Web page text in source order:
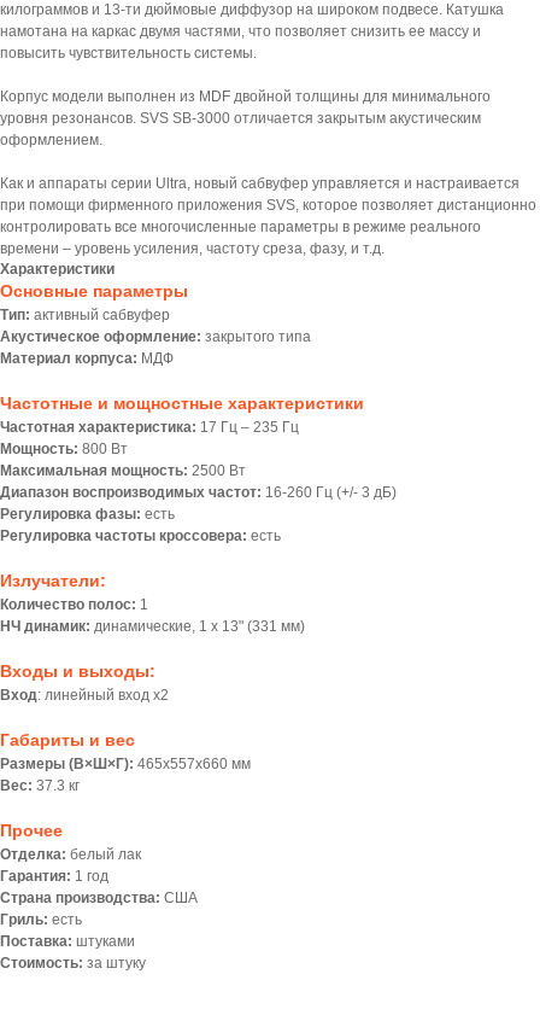
килограммов и 13-ти дюймовые диффузор на широком подвесе. Катушка
намотана на каркас двумя частями, что позволяет снизить ее массу и
повысить чувствительность системы.
Корпус модели выполнен из MDF двойной толщины для минимального
уровня резонансов. SVS SB-3000 отличается закрытым акустическим
оформлением.
Как и аппараты серии Ultra, новый сабвуфер управляется и настраивается
при помощи фирменного приложения SVS, которое позволяет дистанционно
контролировать все многочисленные параметры в режиме реального
времени – уровень усиления, частоту среза, фазу, и т.д.
Характеристики
Основные параметры
Тип: активный сабвуфер
Акустическое оформление: закрытого типа
Материал корпуса: МДФ
Частотные и мощностные характеристики
Частотная характеристика: 17 Гц – 235 Гц
Мощность: 800 Вт
Максимальная мощность: 2500 Вт
Диапазон воспроизводимых частот: 16-260 Гц (+/- 3 дБ)
Регулировка фазы: есть
Регулировка частоты кроссовера: есть
Излучатели:
Количество полос: 1
НЧ динамик: динамические, 1 х 13" (331 мм)
Входы и выходы:
Вход: линейный вход x2
Габариты и вес
Размеры (В×Ш×Г): 465x557x660 мм
Вес: 37.3 кг
Прочее
Отделка: белый лак
Гарантия: 1 год
Страна производства: США
Гриль: есть
Поставка: штуками
Стоимость: за штуку